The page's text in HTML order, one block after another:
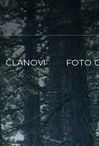
ČLANOVI FOTO